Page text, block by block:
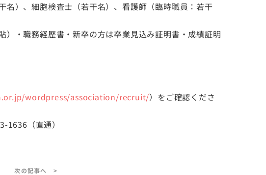
）、細胞検査士（若干名）、看護師（臨時職員：若干
・職務経歴書・新卒の方は卒業見込み証明書・成績証明
wordpress/association/recruit/）をご確認くださ
（直通）
次の記事へ >